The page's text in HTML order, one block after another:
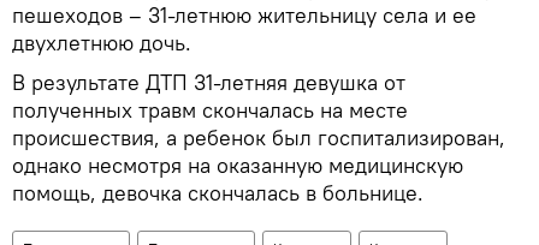
пешеходов – 31-летнюю жительницу села и ее
двухлетнюю дочь.
В результате ДТП 31-летняя девушка от
полученных травм скончалась на месте
происшествия, а ребенок был госпитализирован,
однако несмотря на оказанную медицинскую
помощь, девочка скончалась в больнице.